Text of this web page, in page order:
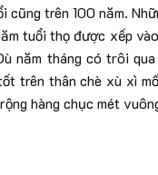
cũng trên 100 năm.
tuổi thọ được xếp
năm tháng có trôi qua
trên thân chè xù xì
hàng chục mét